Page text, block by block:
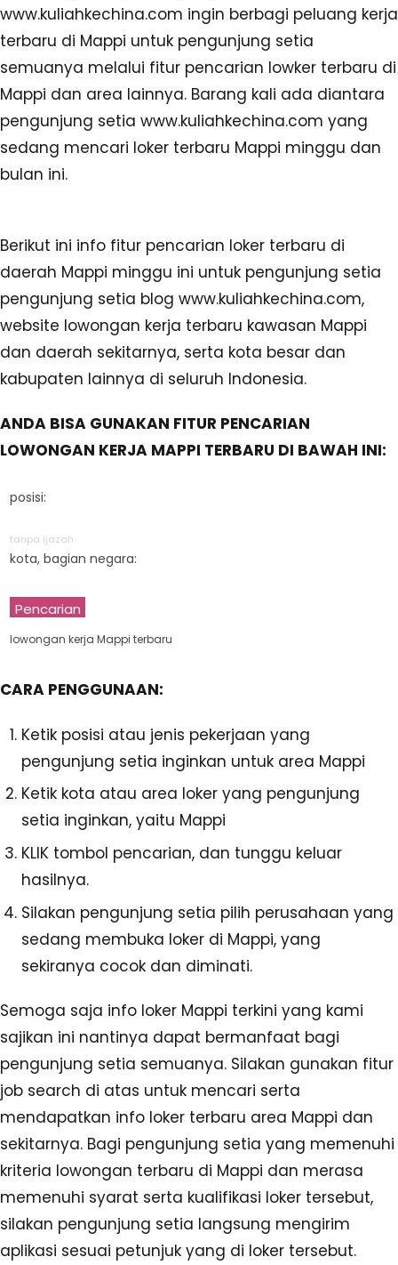
www.kuliahkechina.com ingin berbagi peluang kerja
terbaru di Mappi untuk pengunjung setia
semuanya melalui fitur pencarian lowker terbaru di
Mappi dan area lainnya. Barang kali ada diantara
pengunjung setia www.kuliahkechina.com yang
sedang mencari loker terbaru Mappi minggu dan
bulan ini.
Berikut ini info fitur pencarian loker terbaru di
daerah Mappi minggu ini untuk pengunjung setia
pengunjung setia blog www.kuliahkechina.com,
website lowongan kerja terbaru kawasan Mappi
dan daerah sekitarnya, serta kota besar dan
kabupaten lainnya di seluruh Indonesia.
ANDA BISA GUNAKAN FITUR PENCARIAN
LOWONGAN KERJA MAPPI TERBARU DI BAWAH INI:
posisi:
tanpa ijazah
kota, bagian negara:
Pencarian
lowongan kerja Mappi terbaru
CARA PENGGUNAAN:
Ketik posisi atau jenis pekerjaan yang
pengunjung setia inginkan untuk area Mappi
Ketik kota atau area loker yang pengunjung
setia inginkan, yaitu Mappi
KLIK tombol pencarian, dan tunggu keluar
hasilnya.
Silakan pengunjung setia pilih perusahaan yang
sedang membuka loker di Mappi, yang
sekiranya cocok dan diminati.
Semoga saja info loker Mappi terkini yang kami
sajikan ini nantinya dapat bermanfaat bagi
pengunjung setia semuanya. Silakan gunakan fitur
job search di atas untuk mencari serta
mendapatkan info loker terbaru area Mappi dan
sekitarnya. Bagi pengunjung setia yang memenuhi
kriteria lowongan terbaru di Mappi dan merasa
memenuhi syarat serta kualifikasi loker tersebut,
silakan pengunjung setia langsung mengirim
aplikasi sesuai petunjuk yang di loker tersebut.